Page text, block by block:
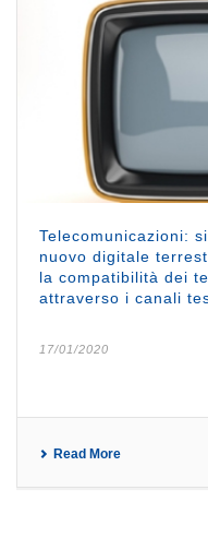
Telecomunicazioni:
nuovo digitale
la compatibilità dei
attraverso i canali
17/01/2020
Read More